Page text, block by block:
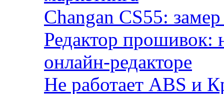
Changan CS55:
Редактор прошивок:
онлайн-редакторе
Не работает ABS и